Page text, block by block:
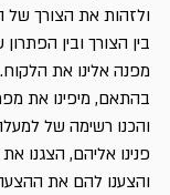
ולזהות את הצורך
בין הצורך ובין
מפנה אלינו את הלקוח.
בהתאם, מיפינו את
והכנו רשימה של
פנינו אליהם, הצגנו
והצענו להם את